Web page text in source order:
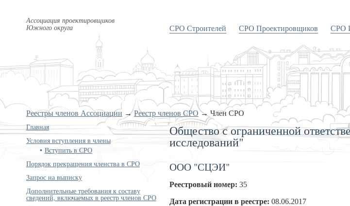
Ассоциация проектировщиков
Южного округа СРО Строителей СРО Проектировщиков СРО
Реестры членов Ассоциации →Реестр членов СРО→ Член СРО
Главная
Условия вступления в члены
Вступить в СРО
Порядок прекращения членства в СРО
Запрос на выписку
Дополнительные требования к составу
сведений, включаемых в реестр членов СРО
Общество с ограниченной
исследований"
ООО "СЦЭИ"
Реестровый номер: 35
Дата регистрации в реестре: 08.06.2017